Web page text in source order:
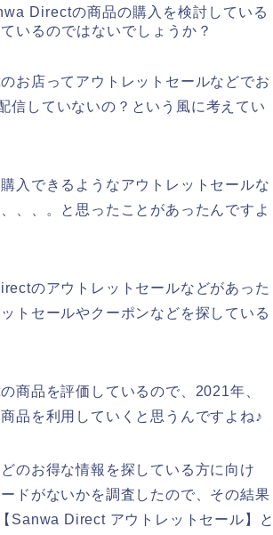
Directの商品の購入を検討している
いるのではないでしょうか？
お店ってアウトレットセールなどでお
信していないの？という風に考えてい
入できるようなアウトレットセールな
、、。と思ったことがあったんですよ
のアウトレットセールなどがあった
トセールやクーポンなどを探している
商品を評価しているので、2021年、
品を利用していくと思うんですよね♪
のお得な情報を探している方に向け
ドがないかを調査したので、その結果
Sanwa Direct アウトレットセール】と